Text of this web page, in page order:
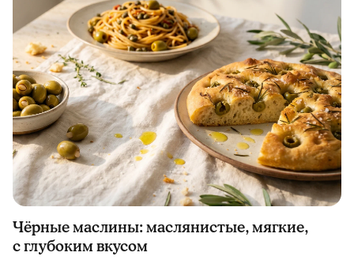
Чёрные маслины: маслянистые, мягкие,
с глубоким вкусом